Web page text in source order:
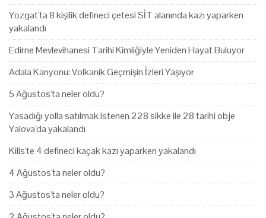
Yozgat'ta 8 kişilik defineci çetesi SİT alanında kazı yaparken
yakalandı
Edirne Mevlevihanesi Tarihi Kimliğiyle Yeniden Hayat Buluyor
Adala Kanyonu: Volkanik Geçmişin İzleri Yaşıyor
5 Ağustos'ta neler oldu?
Yasadığı yolla satılmak istenen 228 sikke ile 28 tarihi obje
Yalova'da yakalandı
Kilis'te 4 defineci kaçak kazı yaparken yakalandı
4 Ağustos'ta neler oldu?
3 Ağustos'ta neler oldu?